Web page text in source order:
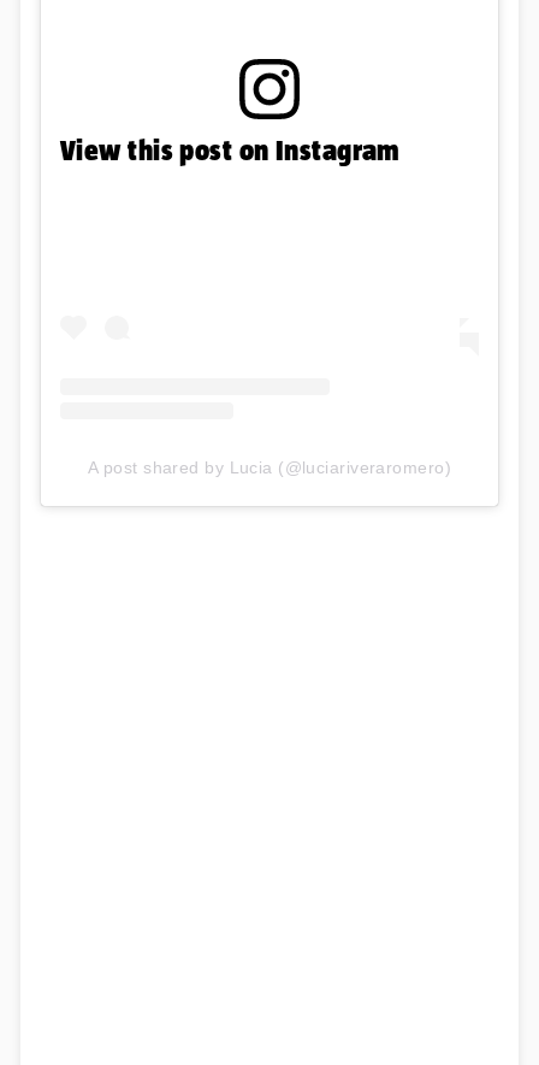
View this post on Instagram
A post shared by Lucia (@luciariveraromero)